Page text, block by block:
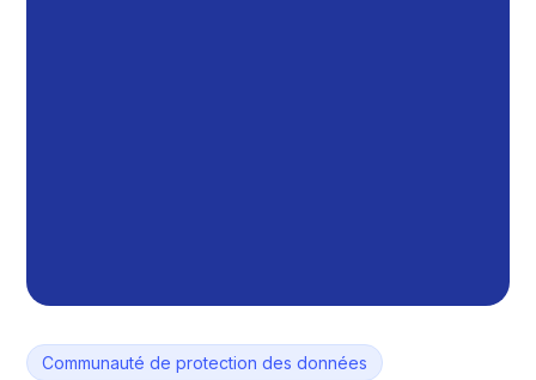
Communauté de protection des données